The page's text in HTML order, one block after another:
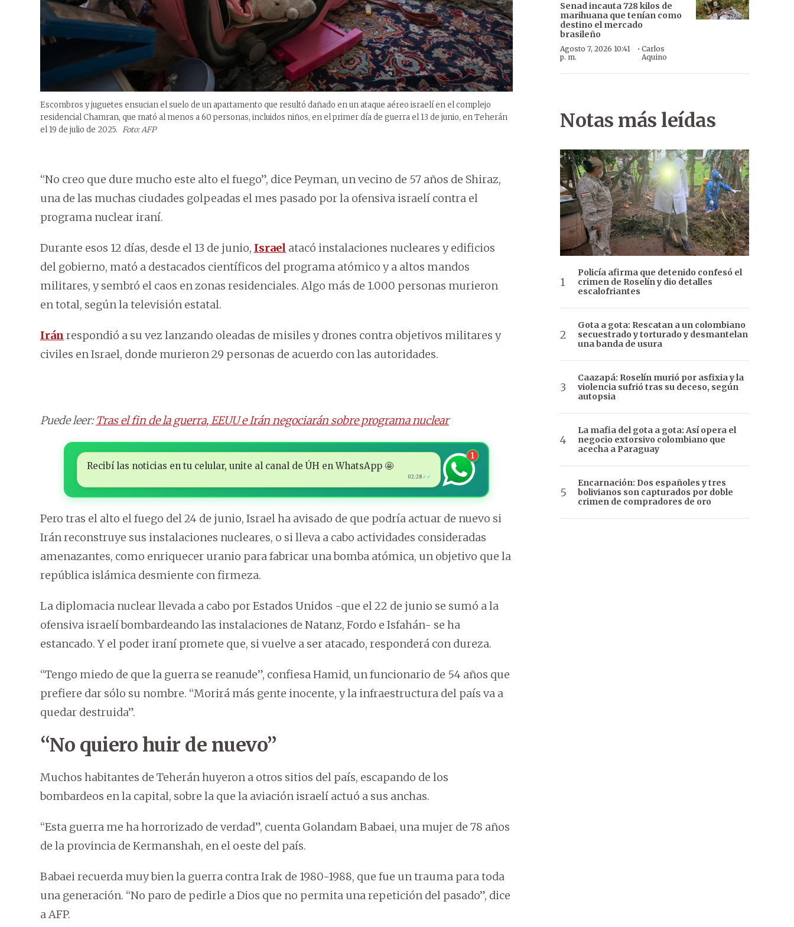
Escombros y juguetes ensucian el suelo de un apartamento que resultó dañado en un ataque aéreo israelí en el complejo
residencial Chamran, que mató al menos a 60 personas, incluidos niños, en el primer día de guerra el 13 de junio, en Teherán
el 19 de julio de 2025. Foto: AFP
“No creo que dure mucho este alto el fuego”, dice Peyman, un vecino de 57 años de Shiraz,
una de las muchas ciudades golpeadas el mes pasado por la ofensiva israelí contra el
programa nuclear iraní.
Durante esos 12 días, desde el 13 de junio, Israel atacó instalaciones nucleares y edificios
del gobierno, mató a destacados científicos del programa atómico y a altos mandos
militares, y sembró el caos en zonas residenciales. Algo más de 1.000 personas murieron
en total, según la televisión estatal.
Irán respondió a su vez lanzando oleadas de misiles y drones contra objetivos militares y
civiles en Israel, donde murieron 29 personas de acuerdo con las autoridades.
Puede leer:Tras el fin de la guerra, EEUU e Irán negociarán sobre programa nuclear
Recibí las noticias en tu celular, unite al canal de ÚH en WhatsApp 🤩
02:28 ✓✓
1
Pero tras el alto el fuego del 24 de junio, Israel ha avisado de que podría actuar de nuevo si
Irán reconstruye sus instalaciones nucleares, o si lleva a cabo actividades consideradas
amenazantes, como enriquecer uranio para fabricar una bomba atómica, un objetivo que la
república islámica desmiente con firmeza.
La diplomacia nuclear llevada a cabo por Estados Unidos -que el 22 de junio se sumó a la
ofensiva israelí bombardeando las instalaciones de Natanz, Fordo e Isfahán- se ha
estancado. Y el poder iraní promete que, si vuelve a ser atacado, responderá con dureza.
“Tengo miedo de que la guerra se reanude”, confiesa Hamid, un funcionario de 54 años que
prefiere dar sólo su nombre. “Morirá más gente inocente, y la infraestructura del país va a
quedar destruida”.
“No quiero huir de nuevo”
Muchos habitantes de Teherán huyeron a otros sitios del país, escapando de los
bombardeos en la capital, sobre la que la aviación israelí actuó a sus anchas.
“Esta guerra me ha horrorizado de verdad”, cuenta Golandam Babaei, una mujer de 78 años
de la provincia de Kermanshah, en el oeste del país.
Babaei recuerda muy bien la guerra contra Irak de 1980-1988, que fue un trauma para toda
una generación. “No paro de pedirle a Dios que no permita una repetición del pasado”, dice
a AFP.
Senad incauta 728 kilos de
marihuana que tenían como
destino el mercado
brasileño
Agosto 7, 2026 10:41
p. m.
· Carlos
Aquino
Notas más leídas
Policía afirma que detenido confesó el
crimen de Roselín y dio detalles
escalofriantes
Gota a gota: Rescatan a un colombiano
secuestrado y torturado y desmantelan
una banda de usura
Caazapá: Roselín murió por asfixia y la
violencia sufrió tras su deceso, según
autopsia
La mafia del gota a gota: Así opera el
negocio extorsivo colombiano que
acecha a Paraguay
Encarnación: Dos españoles y tres
bolivianos son capturados por doble
crimen de compradores de oro